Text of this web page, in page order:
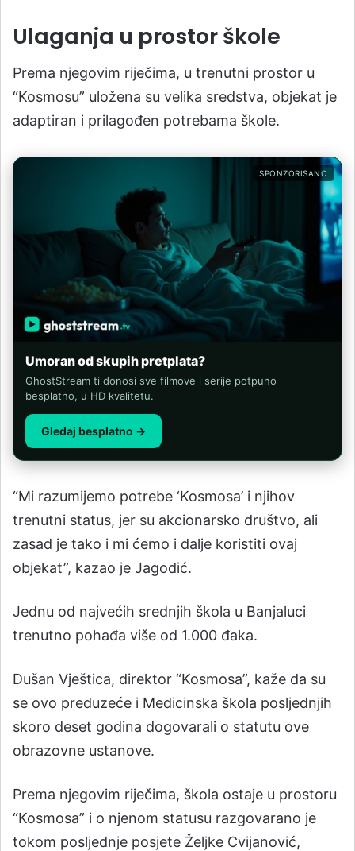
Ulaganja u prostor škole
Prema njegovim riječima, u trenutni prostor u
“Kosmosu” uložena su velika sredstva, objekat je
adaptiran i prilagođen potrebama škole.
SPONZORISANO
Umoran od skupih pretplata?
GhostStream ti donosi sve filmove i serije potpuno
besplatno, u HD kvalitetu.
Gledaj besplatno →
“Mi razumijemo potrebe ‘Kosmosa’ i njihov
trenutni status, jer su akcionarsko društvo, ali
zasad je tako i mi ćemo i dalje koristiti ovaj
objekat”, kazao je Jagodić.
Jednu od najvećih srednjih škola u Banjaluci
trenutno pohađa više od 1.000 đaka.
Dušan Vještica, direktor “Kosmosa”, kaže da su
se ovo preduzeće i Medicinska škola posljednjih
skoro deset godina dogovarali o statutu ove
obrazovne ustanove.
Prema njegovim riječima, škola ostaje u prostoru
“Kosmosa” i o njenom statusu razgovarano je
tokom posljednje posjete Željke Cvijanović,